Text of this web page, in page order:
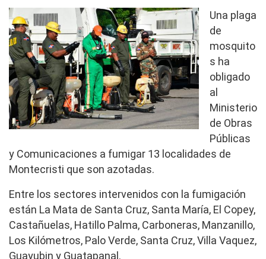
Una plaga
de
mosquito
s ha
obligado
al
Ministerio
de Obras
Públicas
y Comunicaciones a fumigar 13 localidades de
Montecristi que son azotadas.
Entre los sectores intervenidos con la fumigación
están La Mata de Santa Cruz, Santa María, El Copey,
Castañuelas, Hatillo Palma, Carboneras, Manzanillo,
Los Kilómetros, Palo Verde, Santa Cruz, Villa Vaquez,
Guayubin y Guatapanal.